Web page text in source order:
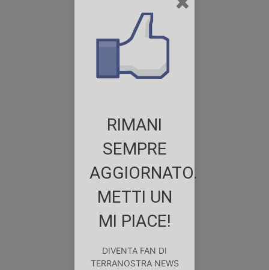
RIMANI
SEMPRE
AGGIORNATO.
METTI UN
MI PIACE!
DIVENTA FAN DI
TERRANOSTRA NEWS